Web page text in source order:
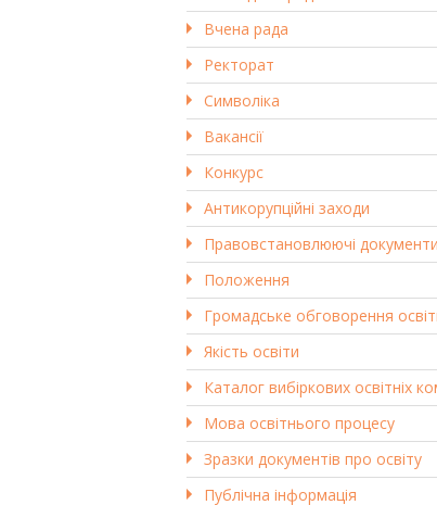
Вчена рада
Ректорат
Символіка
Вакансії
Конкурс
Антикорупційні заходи
Правовстановлюючі документи
Положення
Громадське обговорення
Якість освіти
Каталог вибіркових освітніх
Мова освітнього процесу
Зразки документів про освіту
Публічна інформація